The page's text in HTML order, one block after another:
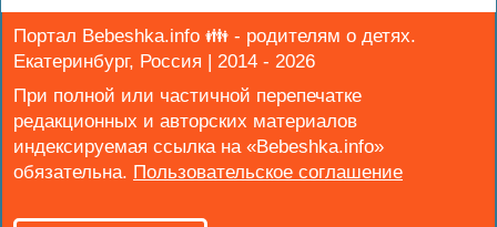
Портал Bebeshka.info 👪 - родителям о детях.
Екатеринбург, Россия | 2014 - 2026
При полной или частичной перепечатке
редакционных и авторских материалов
индексируемая ссылка на «Bebeshka.info»
обязательна.